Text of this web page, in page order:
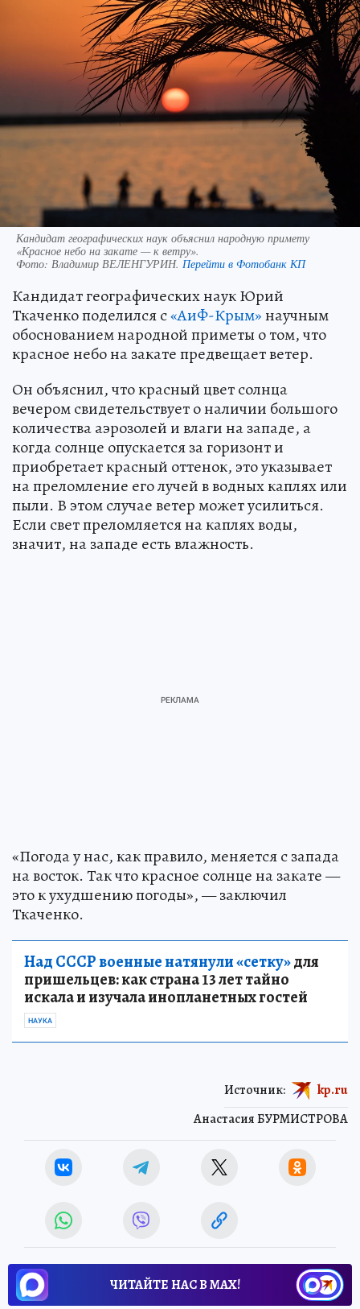
Кандидат географических наук объяснил народную примету
«Красное небо на закате — к ветру».
Фото: Владимир ВЕЛЕНГУРИН. Перейти в Фотобанк КП
Кандидат географических наук Юрий
Ткаченко поделился с«АиФ-Крым»научным
обоснованием народной приметы о том, что
красное небо на закате предвещает ветер.
Он объяснил, что красный цвет солнца
вечером свидетельствует о наличии большого
количества аэрозолей и влаги на западе, а
когда солнце опускается за горизонт и
приобретает красный оттенок, это указывает
на преломление его лучей в водных каплях или
пыли. В этом случае ветер может усилиться.
Если свет преломляется на каплях воды,
значит, на западе есть влажность.
«Погода у нас, как правило, меняется с запада
на восток. Так что красное солнце на закате —
это к ухудшению погоды», — заключил
Ткаченко.
Над СССР военные натянули «сетку»для
пришельцев: как страна 13 лет тайно
искала и изучала инопланетных гостей
НАУКА
Анастасия БУРМИСТРОВА
Источник: kp.ru
ЧИТАЙТЕ НАС В МАХ!